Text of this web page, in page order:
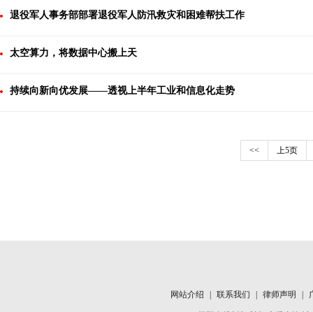
退役军人事务部部署退役军人防汛救灾和困难帮扶工作
太空算力，将数据中心搬上天
持续向新向优发展——透视上半年工业和信息化走势
<< 上5页
网站介绍 联系我们 律师声明